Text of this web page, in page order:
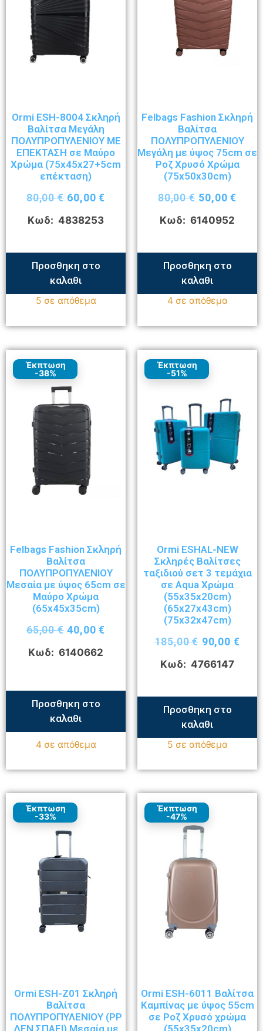
Ormi ESH-8004 Σκληρή
Βαλίτσα Μεγάλη
ΠΟΛΥΠΡΟΠΥΛΕΝΙΟΥ ΜΕ
ΕΠΕΚΤΑΣΗ σε Μαύρο
Χρώμα (75x45x27+5cm
επέκταση)
80,00€ 60,00€
Κωδ: 4838253
Προσθηκη στο
καλαθι
5 σε απόθεμα
Felbags Fashion Σκληρή
Βαλίτσα
ΠΟΛΥΠΡΟΠΥΛΕΝΙΟΥ
Μεγάλη με ύψος 75cm σε
Ροζ Χρυσό Χρώμα
(75x50x30cm)
80,00€ 50,00€
Κωδ: 6140952
Προσθηκη στο
καλαθι
4 σε απόθεμα
Έκπτωση
-38%
Felbags Fashion Σκληρή
Βαλίτσα
ΠΟΛΥΠΡΟΠΥΛΕΝΙΟΥ
Μεσαία με ύψος 65cm σε
Μαύρο Χρώμα
(65x45x35cm)
65,00€ 40,00€
Κωδ: 6140662
Προσθηκη στο
καλαθι
4 σε απόθεμα
Έκπτωση
-51%
Ormi ESHAL-NEW
Σκληρές Βαλίτσες
ταξιδιού σετ 3 τεμάχια
σε Aqua Χρώμα
(55x35x20cm)
(65x27x43cm)
(75x32x47cm)
185,00€ 90,00 €
Κωδ: 4766147
Προσθηκη στο
καλαθι
5 σε απόθεμα
Έκπτωση
-33%
Ormi ESH-Z01 Σκληρή
Βαλίτσα
ΠΟΛΥΠΡΟΠΥΛΕΝΙΟΥ (ΡΡ
ΔΕΝ ΣΠΑΕΙ) Μεσαία με
Έκπτωση
-47%
Ormi ESH-6011 Βαλίτσα
Καμπίνας με ύψος 55cm
σε Ροζ Χρυσό χρώμα
(55x35x20cm)